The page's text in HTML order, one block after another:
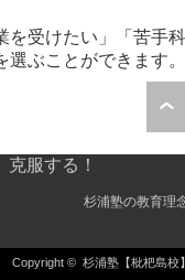
を受けたい」「苦手
選ぶことができます。
服する！
杉浦塾の教育理
Copyright ©杉浦塾【枇杷島校